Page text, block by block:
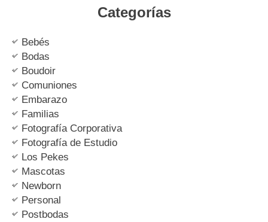
Categorías
Bebés
Bodas
Boudoir
Comuniones
Embarazo
Familias
Fotografía Corporativa
Fotografía de Estudio
Los Pekes
Mascotas
Newborn
Personal
Postbodas